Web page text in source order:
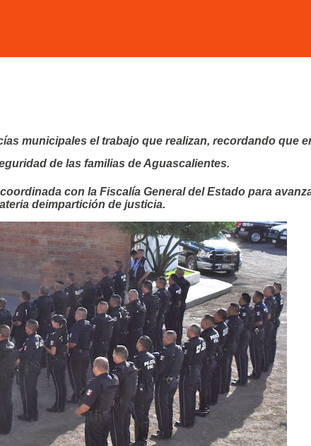
municipales el trabajo que realizan, recordando que
de las familias de Aguascalientes.
con la Fiscalía General del Estado para
deimpartición de justicia.